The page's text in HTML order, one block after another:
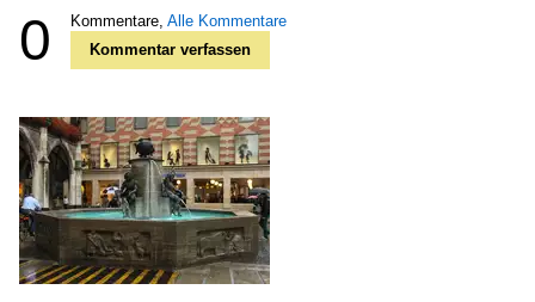
0 Kommentare, Alle Kommentare
Kommentar verfassen